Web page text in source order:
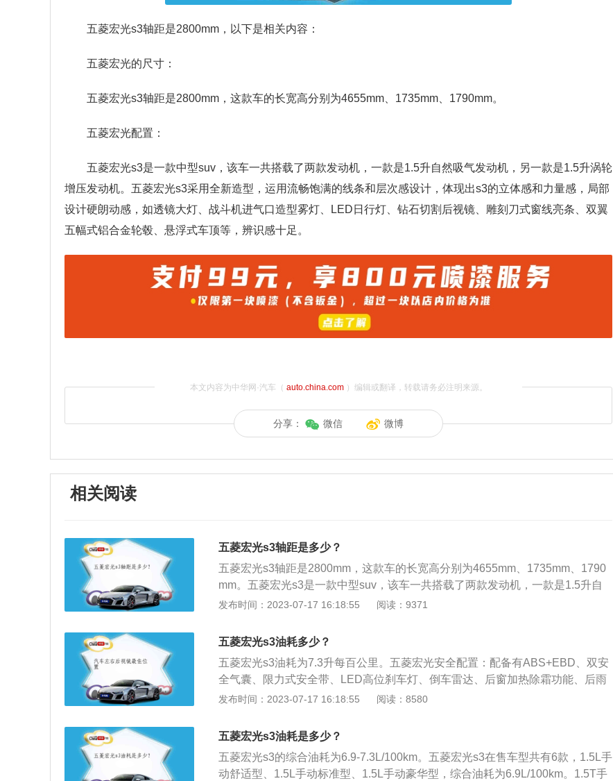
五菱宏光s3轴距是2800mm，以下是相关内容：
五菱宏光的尺寸：
五菱宏光s3轴距是2800mm，这款车的长宽高分别为4655mm、1735mm、1790mm。
五菱宏光配置：
五菱宏光s3是一款中型suv，该车一共搭载了两款发动机，一款是1.5升自然吸气发动机，另一款是1.5升涡轮
增压发动机。五菱宏光s3采用全新造型，运用流畅饱满的线条和层次感设计，体现出s3的立体感和力量感，局部
设计硬朗动感，如透镜大灯、战斗机进气口造型雾灯、LED日行灯、钻石切割后视镜、雕刻刀式窗线亮条、双翼
五幅式铝合金轮毂、悬浮式车顶等，辨识感十足。
本文内容为中华网·汽车（ auto.china.com）编辑或翻译，转载请务必注明来源。
分享： 微信 微博
相关阅读
五菱宏光s3轴距是多少？
五菱宏光s3轴距是2800mm，这款车的长宽高分别为4655mm、1735mm、1790
mm。五菱宏光s3是一款中型suv，该车一共搭载了两款发动机，一款是1.5升自
然吸气发动机，另一款是1.5升涡轮增压发动机。五菱宏光s3采用全新造型，运用
感，如透镜大灯、战斗机进气口造型雾灯、LED日行灯、钻石切割后视镜、雕刻
刀式窗线亮条、双翼五幅式铝合金轮毂、悬浮式车顶等，辨识感十足。
发布时间：2023-07-17 16:18:55 阅读：9371
五菱宏光s3油耗多少？
五菱宏光s3油耗为7.3升每百公里。五菱宏光安全配置：配备有ABS+EBD、双安
全气囊、限力式安全带、LED高位刹车灯、倒车雷达、后窗加热除霜功能、后雨
刮器、中门儿童锁、自动落锁功能、大灯/车门未关报警装置、带电子防盗系统和
用1.5LDVVT发动机，最大功率提升至82kW/5800rpm，最大扭矩146.5N.m/rp
m。另外一款1.2升发动机，最大功率63kW/6000rpm，最大扭矩108N.m/rpm，全
系匹配5速手动变速器。
发布时间：2023-07-17 16:18:55 阅读：8580
五菱宏光s3油耗是多少？
五菱宏光s3的综合油耗为6.9-7.3L/100km。五菱宏光s3在售车型共有6款，1.5L手
动舒适型、1.5L手动标准型、1.5L手动豪华型，综合油耗为6.9L/100km。1.5T手